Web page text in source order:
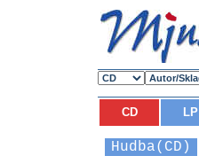
CD LP
Hudba(CD)